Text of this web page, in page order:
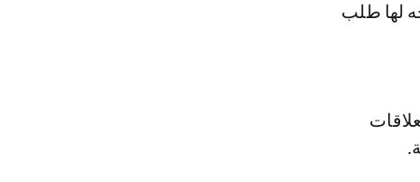
لها طلب